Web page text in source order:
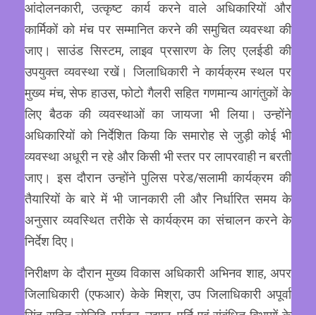
आंदोलनकारी, उत्कृष्ट कार्य करने वाले अधिकारियों और
कार्मिकों को मंच पर सम्मानित करने की समुचित व्यवस्था की
जाए। साउंड सिस्टम, लाइव प्रसारण के लिए एलईडी की
उपयुक्त व्यवस्था रखें। जिलाधिकारी ने कार्यक्रम स्थल पर
मुख्य मंच, सेफ हाउस, फोटो गैलरी सहित गणमान्य आगंतुकों के
लिए बैठक की व्यवस्थाओं का जायजा भी लिया। उन्होंने
अधिकारियों को निर्देशित किया कि समारोह से जुड़ी कोई भी
व्यवस्था अधूरी न रहे और किसी भी स्तर पर लापरवाही न बरती
जाए। इस दौरान उन्होंने पुलिस परेड/सलामी कार्यक्रम की
तैयारियों के बारे में भी जानकारी ली और निर्धारित समय के
अनुसार व्यवस्थित तरीके से कार्यक्रम का संचालन करने के
निर्देश दिए।
निरीक्षण के दौरान मुख्य विकास अधिकारी अभिनव शाह, अपर
जिलाधिकारी (एफआर) केके मिश्रा, उप जिलाधिकारी अपूर्वा